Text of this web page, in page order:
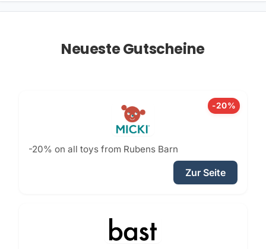
Neueste Gutscheine
-20%
-20% on all toys from Rubens Barn
Zur Seite